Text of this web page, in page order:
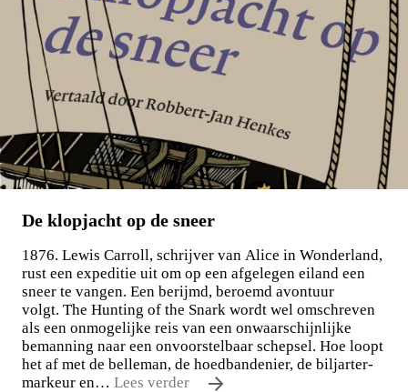
De klopjacht op de sneer
1876. Lewis Carroll, schrijver van Alice in Wonderland,
rust een expeditie uit om op een afgelegen eiland een
sneer te vangen. Een berijmd, beroemd avontuur
volgt. The Hunting of the Snark wordt wel omschreven
als een onmogelijke reis van een onwaarschijnlijke
bemanning naar een onvoorstelbaar schepsel. Hoe loopt
het af met de belleman, de hoedbandenier, de biljarter-
markeur en… Lees verder